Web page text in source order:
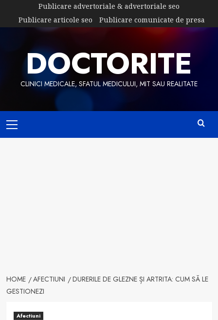
content
Publicare advertoriale & advertoriale seo
Publicare articole seo
Publicare comunicate de presa
DOCTORITE
CLINICI MEDICALE, SFATUL MEDICULUI, MIT SAU REALITATE
Menu
HOME AFECTIUNI
DURERILE DE GLEZNE ȘI ARTRITA: CUM SĂ LE
GESTIONEZI
Afectiuni